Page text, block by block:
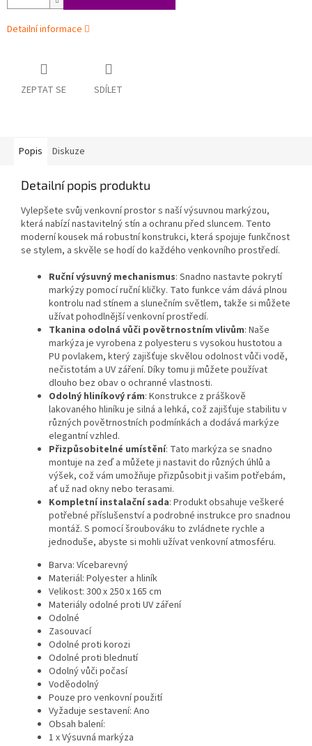
Detailní informace
ZEPTAT SE SDÍLET
Popis Diskuze
Detailní popis produktu
Vylepšete svůj venkovní prostor s naší výsuvnou markýzou,
která nabízí nastavitelný stín a ochranu před sluncem. Tento
moderní kousek má robustní konstrukci, která spojuje funkčnost
se stylem, a skvěle se hodí do každého venkovního prostředí.
Ruční výsuvný mechanismus: Snadno nastavte pokrytí
markýzy pomocí ruční kličky. Tato funkce vám dává plnou
kontrolu nad stínem a slunečním světlem, takže si můžete
užívat pohodlnější venkovní prostředí.
Tkanina odolná vůči povětrnostním vlivům: Naše
markýza je vyrobena z polyesteru s vysokou hustotou a
PU povlakem, který zajišťuje skvělou odolnost vůči vodě,
nečistotám a UV záření. Díky tomu ji můžete používat
dlouho bez obav o ochranné vlastnosti.
Odolný hliníkový rám: Konstrukce z práškově
lakovaného hliníku je silná a lehká, což zajišťuje stabilitu v
různých povětrnostních podmínkách a dodává markýze
elegantní vzhled.
Přizpůsobitelné umístění: Tato markýza se snadno
montuje na zeď a můžete ji nastavit do různých úhlů a
výšek, což vám umožňuje přizpůsobit ji vašim potřebám,
ať už nad okny nebo terasami.
Kompletní instalační sada: Produkt obsahuje veškeré
potřebné příslušenství a podrobné instrukce pro snadnou
montáž. S pomocí šroubováku to zvládnete rychle a
jednoduše, abyste si mohli užívat venkovní atmosféru.
Barva: Vícebarevný
Materiál: Polyester a hliník
Velikost: 300 x 250 x 165 cm
Materiály odolné proti UV záření
Odolné
Zasouvací
Odolné proti korozi
Odolné proti blednutí
Odolný vůči počasí
Voděodolný
Pouze pro venkovní použití
Vyžaduje sestavení: Ano
Obsah balení:
1 x Výsuvná markýza